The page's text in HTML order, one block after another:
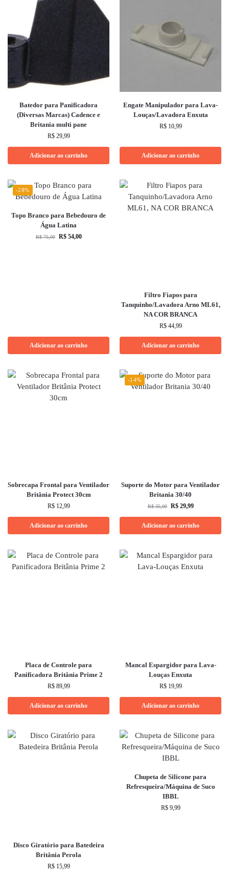
Batedor para Panificadora
(Diversas Marcas) Cadence e
Britania multi pane
R$29,99
Adicionar ao carrinho
Engate Manipulador para Lava-
Louças/Lavadora Enxuta
R$10,99
Adicionar ao carrinho
-28%
Topo Branco para Bebedouro de
Água Latina
R$75,00 R$54,00
Adicionar ao carrinho
Filtro Fiapos para
Tanquinho/Lavadora Arno ML61,
NA COR BRANCA
R$44,99
Adicionar ao carrinho
Sobrecapa Frontal para Ventilador
Britânia Protect 30cm
R$12,99
Adicionar ao carrinho
-14%
Suporte do Motor para Ventilador
Britania 30/40
R$35,00 R$29,99
Adicionar ao carrinho
Placa de Controle para
Panificadora Britânia Prime 2
R$89,99
Adicionar ao carrinho
Mancal Espargidor para Lava-
Louças Enxuta
R$19,99
Adicionar ao carrinho
Disco Giratório para Batedeira
Britânia Perola
R$15,99
Chupeta de Silicone para
Refresqueira/Máquina de Suco
IBBL
R$9,99